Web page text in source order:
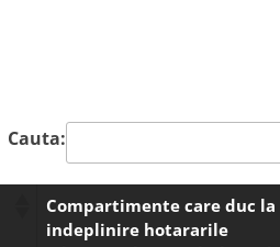
Cauta:
Compartimente care duc la
indeplinire hotararile